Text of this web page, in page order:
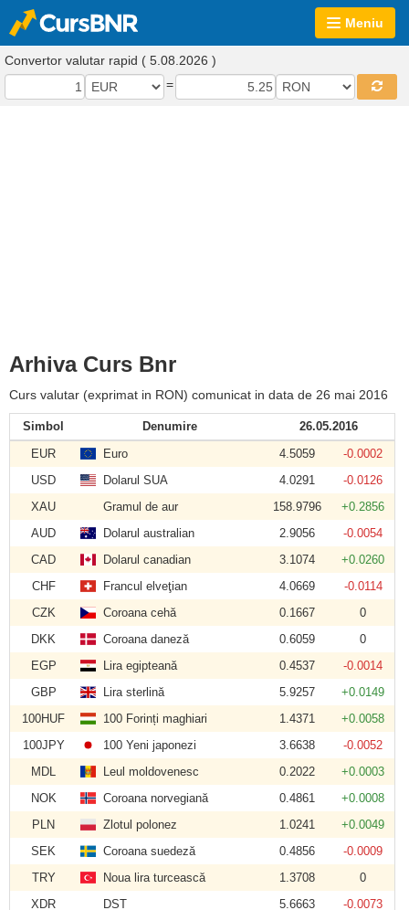
Meniu
Convertor valutar rapid ( 5.08.2026 )
=
Arhiva Curs Bnr
Curs valutar (exprimat in RON) comunicat in data de 26 mai 2016
Simbol Denumire
26.05.2016
EUR
Euro 4.5059
-0.0002
USD
Dolarul SUA 4.0291
-0.0126
XAU
Gramul de aur 158.9796
+0.2856
AUD
Dolarul australian 2.9056
-0.0054
CAD
Dolarul canadian 3.1074
+0.0260
CHF
Francul elveţian 4.0669
-0.0114
CZK
Coroana cehă 0.1667
0
DKK
Coroana daneză 0.6059
0
EGP
Lira egipteană 0.4537
-0.0014
GBP
Lira sterlină 5.9257
+0.0149
100HUF
100 Forinți maghiari 1.4371
+0.0058
100JPY
100 Yeni japonezi 3.6638
-0.0052
MDL
Leul moldovenesc 0.2022
+0.0003
NOK
Coroana norvegiană 0.4861
+0.0008
PLN
Zlotul polonez 1.0241
+0.0049
SEK
Coroana suedeză 0.4856
-0.0009
TRY
Noua lira turcească 1.3708
0
XDR
DST 5.6663
-0.0073